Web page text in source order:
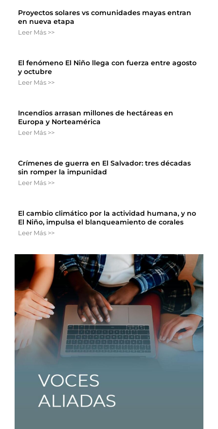
Proyectos solares vs comunidades mayas entran
en nueva etapa
Leer Más >>
El fenómeno El Niño llega con fuerza entre agosto
y octubre
Leer Más >>
Incendios arrasan millones de hectáreas en
Europa y Norteamérica
Leer Más >>
Crímenes de guerra en El Salvador: tres décadas
sin romper la impunidad
Leer Más >>
El cambio climático por la actividad humana, y no
El Niño, impulsa el blanqueamiento de corales
Leer Más >>